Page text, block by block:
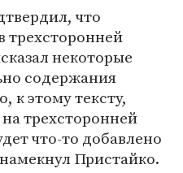
что
трехсторонней
некоторые
содержания
к этому тексту,
трехсторонней
что-то добавлено
Пристайко.